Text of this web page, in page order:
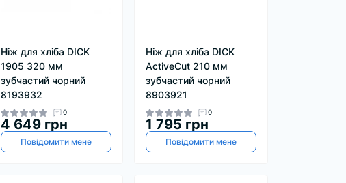
Ніж для хліба DICK
1905 320 мм
зубчастий чорний
8193932
0
4 649 грн
Повідомити мене
Ніж для хліба DICK
ActiveCut 210 мм
зубчастий чорний
8903921
0
1 795 грн
Повідомити мене